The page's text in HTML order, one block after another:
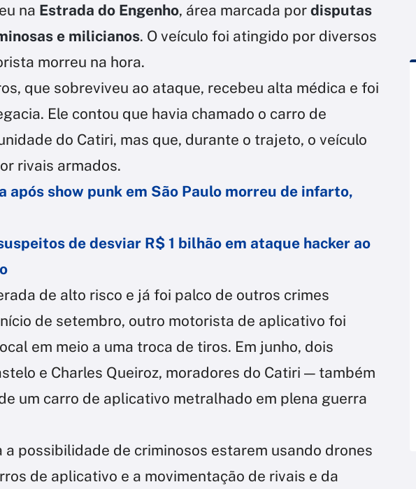
na Estrada do Engenho, área marcada por disputas
e milicianos. O veículo foi atingido por diversos
morreu na hora.
que sobreviveu ao ataque, recebeu alta médica e foi
Ele contou que havia chamado o carro de
do Catiri, mas que, durante o trajeto, o veículo
rivais armados.
após show punk em São Paulo morreu de infarto,
de desviar R$ 1 bilhão em ataque hacker ao
de alto risco e já foi palco de outros crimes
de setembro, outro motorista de aplicativo foi
em meio a uma troca de tiros. Em junho, dois
e Charles Queiroz, moradores do Catiri — também
um carro de aplicativo metralhado em plena guerra
a possibilidade de criminosos estarem usando drones
de aplicativo e a movimentação de rivais e da